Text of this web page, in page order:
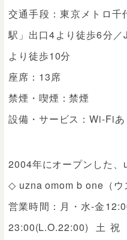
交通手段：東京メトロ
駅」出口4より徒歩6分
より徒歩10分
座席：13席
禁煙・喫煙：禁煙
設備・サービス：Wi-Fiあ
2004年にオープンした、
◇ uzna omom b one（ウ
営業時間：月・水-金
23:00(L.O.22:00) 土祝